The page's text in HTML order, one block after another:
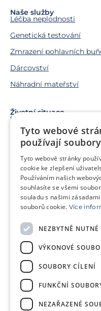
Naše služby
Léčba neplodnosti
Genetická testování
Zmrazení pohlavních
Dárcovství
Náhradní mateřství
Životní situace
Snažíme se o miminko
Chci miminko v
Jsem v onkologické léčbě
Chci pomoct jiným párům
Klientská zóna
Slovníček pojmů
Často kladené dotazy
Ke stažení
Kontakt
Ceník
Sledujte nás
Tyto webové
používají
Tyto webové stránky
cookie ke zlepšení
Používáním našich
souhlasíte se všemi
souladu s našimi
souborů cookie. Více
NEZBYTNĚ NUTNÉ
VÝKONOVÉ
SOUBORY CÍLENÍ
FUNKČNÍ
NEZAŘAZENÉ